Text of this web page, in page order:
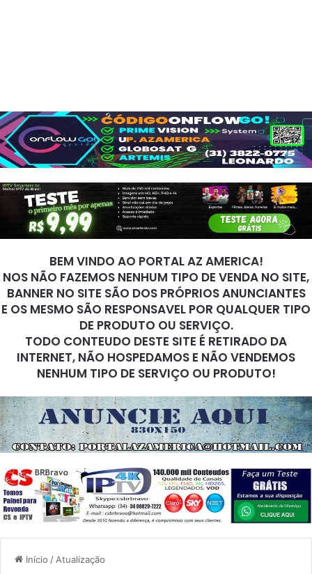
BEM VINDO AO PORTAL AZ AMERICA!
NOS NÃO FAZEMOS NENHUM TIPO DE VENDA NO SITE,
BANNER NO SITE SÃO DOS PRÓPRIOS ANUNCIANTES
E OS MESMO SÃO RESPONSAVEL POR QUALQUER TIPO
DE PRODUTO OU SERVIÇO.
TODO CONTEUDO DESTE SITE É RETIRADO DA
INTERNET, NÃO HOSPEDAMOS E NÃO VENDEMOS
NENHUM TIPO DE SERVIÇO OU PRODUTO!
Início / Atualização